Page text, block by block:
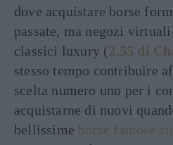
dove acquistare borse
passate, ma negozi
classici luxury (2.55 di
stesso tempo contribuire
scelta numero uno per i
acquistarne di nuovi
bellissime borse famose